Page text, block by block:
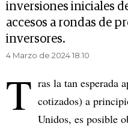
inversiones iniciales
accesos a rondas de
inversores.
4 Marzo de 2024 18.10
T ras la tan esperada
cotizados) a
Unidos, es posible